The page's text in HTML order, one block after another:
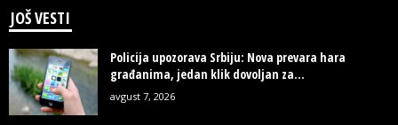
JOŠ VESTI
Policija upozorava Srbiju: Nova prevara hara
građanima, jedan klik dovoljan za...
avgust 7, 2026